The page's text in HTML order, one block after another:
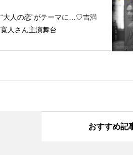
“大人の恋”がテーマに…♡吉満
寛人さん主演舞台
おすすめ記